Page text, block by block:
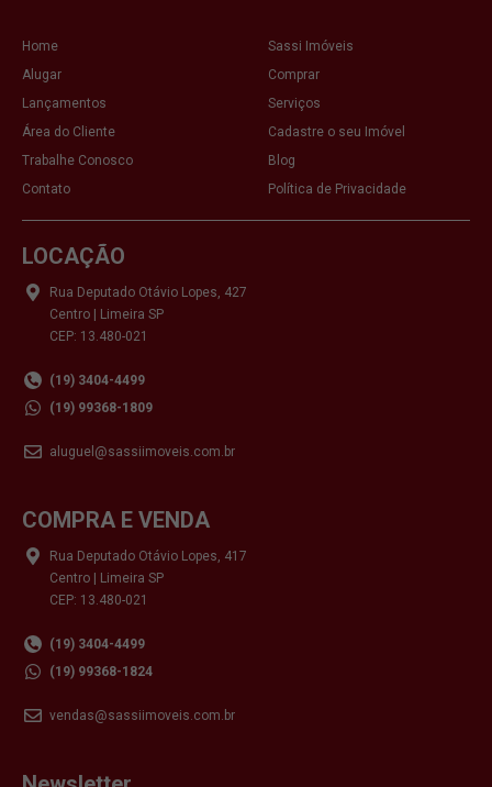
Home
Sassi Imóveis
Alugar
Comprar
Lançamentos
Serviços
Área do Cliente
Cadastre o seu Imóvel
Trabalhe Conosco
Blog
Contato
Política de Privacidade
LOCAÇÃO
Rua Deputado Otávio Lopes, 427
Centro | Limeira SP
CEP: 13.480-021
(19) 3404-4499
(19) 99368-1809
aluguel@sassiimoveis.com.br
COMPRA E VENDA
Rua Deputado Otávio Lopes, 417
Centro | Limeira SP
CEP: 13.480-021
(19) 3404-4499
(19) 99368-1824
vendas@sassiimoveis.com.br